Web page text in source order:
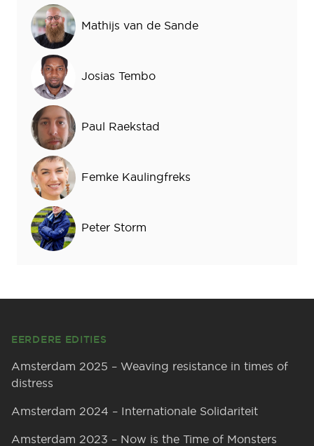
Sprekers
Mathijs van de Sande
Josias Tembo
Paul Raekstad
Femke Kaulingfreks
Peter Storm
EERDERE EDITIES
Amsterdam 2025 – Weaving resistance in times of
distress
Amsterdam 2024 – Internationale Solidariteit
Amsterdam 2023 – Now is the Time of Monsters